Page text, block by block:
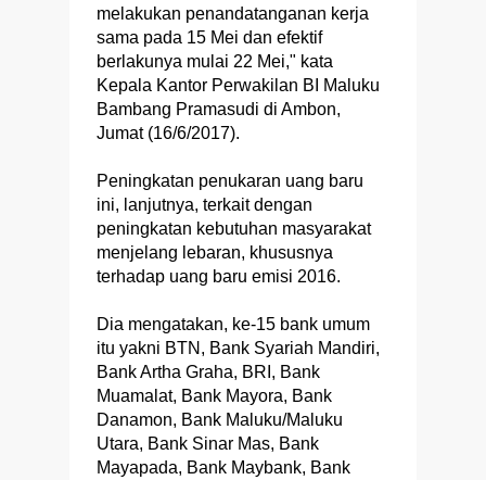
melakukan penandatanganan kerja
sama pada 15 Mei dan efektif
berlakunya mulai 22 Mei," kata
Kepala Kantor Perwakilan BI Maluku
Bambang Pramasudi di Ambon,
Jumat (16/6/2017).
Peningkatan penukaran uang baru
ini, lanjutnya, terkait dengan
peningkatan kebutuhan masyarakat
menjelang lebaran, khususnya
terhadap uang baru emisi 2016.
Dia mengatakan, ke-15 bank umum
itu yakni BTN, Bank Syariah Mandiri,
Bank Artha Graha, BRI, Bank
Muamalat, Bank Mayora, Bank
Danamon, Bank Maluku/Maluku
Utara, Bank Sinar Mas, Bank
Mayapada, Bank Maybank, Bank